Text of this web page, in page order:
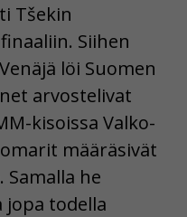
Tšekin
Siihen
löi Suomen
arvostelivat
kisoissa Valko-
määräsivät
Samalla he
todella